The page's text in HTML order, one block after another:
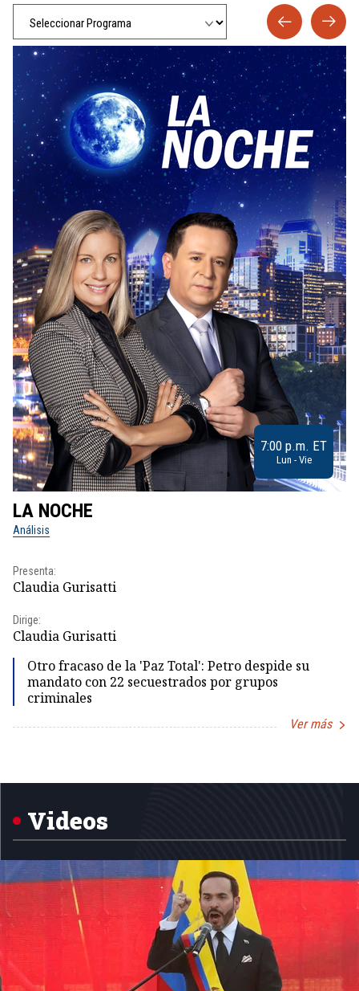
7:00 p.m. ET
Lun - Vie
LA NOCHE
Análisis
Presenta:
Claudia Gurisatti
Dirige:
Claudia Gurisatti
Otro fracaso de la 'Paz Total': Petro despide su
mandato con 22 secuestrados por grupos
criminales
Ver más
5
Videos